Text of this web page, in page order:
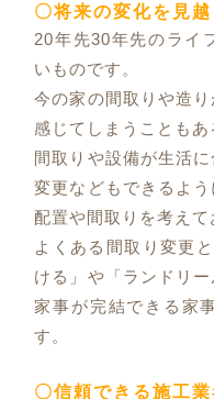
〇将来の変化を見
20年先30年先のライ
いものです。
今の家の間取りや造
感じてしまうこともあ
間取りや設備が生活
変更などもできるよ
配置や間取りを考えて
よくある間取り変更
ける」や「ランドリ
家事が完結できる家
す。
〇信頼できる施工